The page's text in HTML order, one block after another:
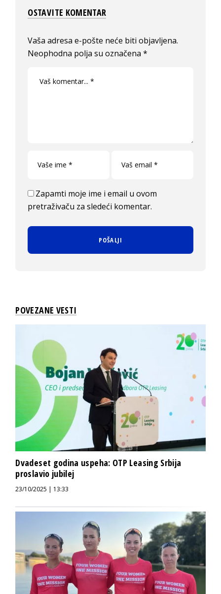
OSTAVITE KOMENTAR
Vaša adresa e-pošte neće biti objavljena.
Neophodna polja su označena*
Zapamti moje ime i email u ovom
pretraživaču za sledeći komentar.
POVEZANE VESTI
Dvadeset godina uspeha: OTP Leasing Srbija
proslavio jubilej
23/10/2025 | 13:33